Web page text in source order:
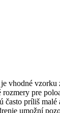
vhodné
pre
často príliš malé
umožní